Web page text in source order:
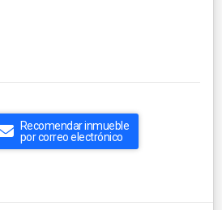
Recomendar inmueble
por correo electrónico